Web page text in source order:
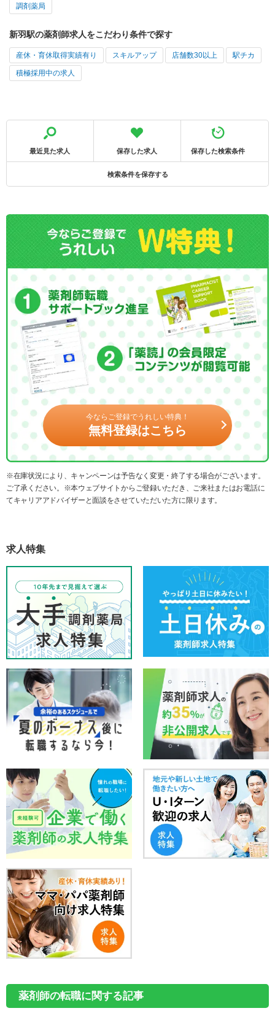
調剤薬局
新羽駅の薬剤師求人をこだわり条件で探す
産休・育休取得実績有り スキルアップ 店舗数30以上 駅チカ
積極採用中の求人
最近見た求人 保存した求人 保存した検索条件
検索条件を保存する
今ならご登録でうれしい特典！
無料登録はこちら
※在庫状況により、キャンペーンは予告なく変更・終了する場合がございます。
ご了承ください。※本ウェブサイトからご登録いただき、ご来社またはお電話に
てキャリアアドバイザーと面談をさせていただいた方に限ります。
求人特集
薬剤師の転職に関する記事